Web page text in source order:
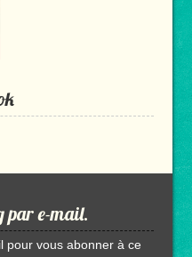
par e-mail.
pour vous abonner à ce